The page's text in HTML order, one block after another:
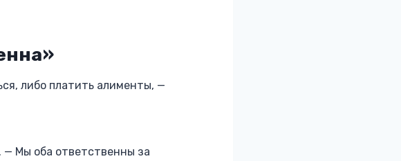
либо платить алименты, —
— Мы оба ответственны за